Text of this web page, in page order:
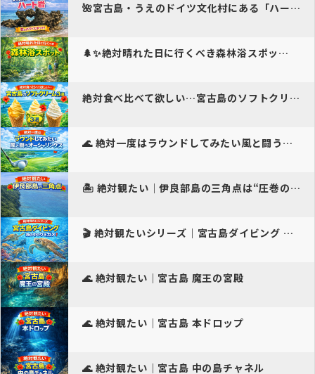
🌺宮古島・うえのドイツ文化村にある「ハート岩」恋人達…
🌲✨絶対晴れた日に行くべき森林浴スポッ…
絶対食べ比べて欲しい…宮古島のソフトクリーム3選｜さっぱり・名物・濃…
🌊 絶対一度はラウンドしてみたい風と闘うオーシャンリ…
🏝 絶対観たい｜伊良部島の三角点は“圧巻の絶景”…し…
🎬 絶対観たいシリーズ｜宮古島ダイビング 海の中の魚…
🌊 絶対観たい｜宮古島 魔王の宮殿
🌊 絶対観たい｜宮古島 本ドロップ
🌊 絶対観たい｜宮古島 中の島チャネル